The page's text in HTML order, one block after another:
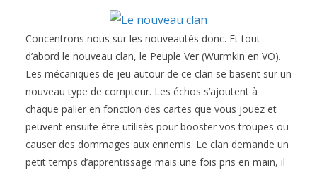
Concentrons nous sur les nouveautés donc. Et tout
d’abord le nouveau clan, le Peuple Ver (Wurmkin en VO).
Les mécaniques de jeu autour de ce clan se basent sur un
nouveau type de compteur. Les échos s’ajoutent à
chaque palier en fonction des cartes que vous jouez et
peuvent ensuite être utilisés pour booster vos troupes ou
causer des dommages aux ennemis. Le clan demande un
petit temps d’apprentissage mais une fois pris en main, il